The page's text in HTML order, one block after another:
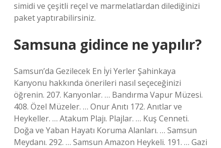
simidi ve çeşitli reçel ve marmelatlardan dilediğinizi
paket yaptırabilirsiniz.
Samsuna gidince ne yapılır?
Samsun’da Gezilecek En İyi Yerler Şahinkaya
Kanyonu hakkında önerileri nasıl seçeceğinizi
öğrenin. 207. Kanyonlar. … Bandırma Vapur Müzesi.
408. Özel Müzeler. … Onur Anıtı 172. Anıtlar ve
Heykeller. … Atakum Plajı. Plajlar. … Kuş Cenneti.
Doğa ve Yaban Hayatı Koruma Alanları. … Samsun
Meydanı. 292. … Samsun Amazon Heykeli. 191. … Gazi